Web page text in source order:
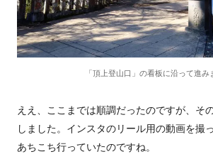
「頂上登山口」の看板に沿って進み
ええ、ここまでは順調だったのですが、そ
しました。インスタのリール用の動画を撮
あちこち行っていたのですね。